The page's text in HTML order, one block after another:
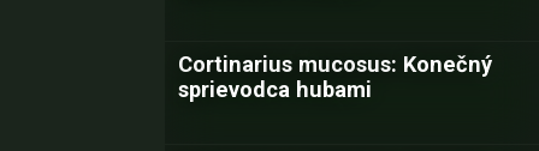
Cortinarius mucosus: Konečný
sprievodca hubami